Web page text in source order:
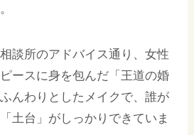
談所のアドバイス通り、女性
ースに身を包んだ「王道の婚
んわりとしたメイクで、誰が
土台」がしっかりできていま